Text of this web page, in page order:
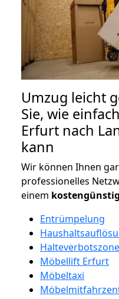
Umzug leicht
Sie, wie
Erfurt nach
kann
Wir können Ihnen
professionelles
einem
Entrümpelung
Möbellift Erfurt
Möbeltaxi